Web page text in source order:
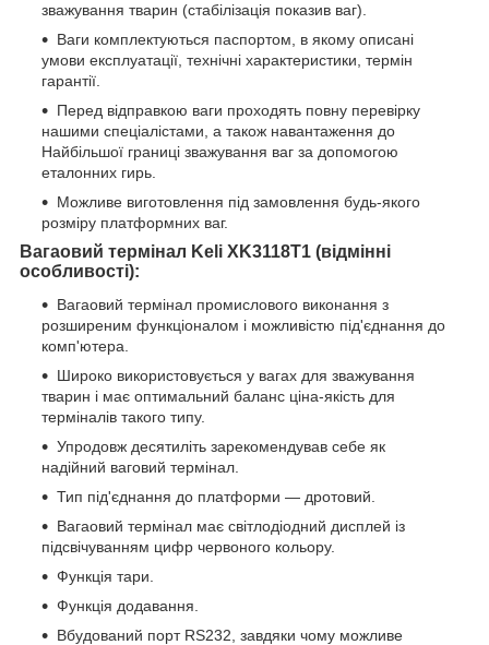
зважування тварин (стабілізація показив ваг).
Ваги комплектуються паспортом, в якому описані
умови експлуатації, технічні характеристики, термін
гарантії.
Перед відправкою ваги проходять повну перевірку
нашими спеціалістами, а також навантаження до
Найбільшої границі зважування ваг за допомогою
еталонних гирь.
Можливе виготовлення під замовлення будь-якого
розміру платформних ваг.
Вагаовий термінал Keli XK3118T1 (відмінні
особливості):
Вагаовий термінал промислового виконання з
розширеним функціоналом і можливістю під'єднання до
комп'ютера.
Широко використовується у вагах для зважування
тварин і має оптимальний баланс ціна-якість для
терміналів такого типу.
Упродовж десятиліть зарекомендував себе як
надійний ваговий термінал.
Тип під'єднання до платформи — дротовий.
Вагаовий термінал має світлодіодний дисплей із
підсвічуванням цифр червоного кольору.
Функція тари.
Функція додавання.
Вбудований порт RS232, завдяки чому можливе